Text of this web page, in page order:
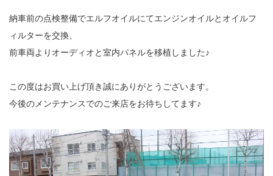
納車前の点検整備でエルフオイルにてエンジンオイルとオイルフ
ィルターを交換、
前車両よりオーディオと室内パネルを移植しました♪
この度はお買い上げ頂き誠にありがとうございます。
今後のメンテナンスでのご来店をお待ちしてます♪